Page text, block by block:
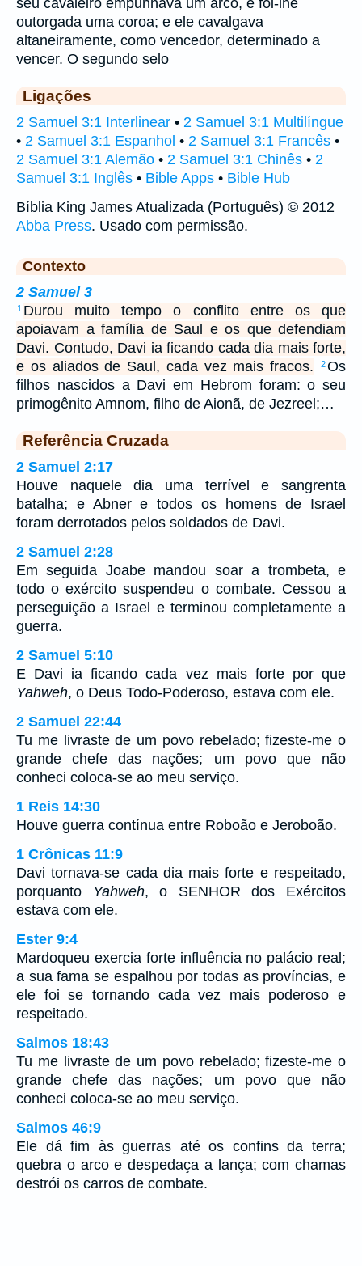
outorgada uma coroa; e ele cavalgava
altaneiramente, como vencedor, determinado a
vencer. O segundo selo
Ligações
2 Samuel 3:1 Interlinear • 2 Samuel 3:1 Multilíngue
• 2 Samuel 3:1 Espanhol • 2 Samuel 3:1 Francês •
2 Samuel 3:1 Alemão • 2 Samuel 3:1 Chinês • 2
Samuel 3:1 Inglês • Bible Apps • Bible Hub
Bíblia King James Atualizada (Português) © 2012
Abba Press. Usado com permissão.
Contexto
2 Samuel 3
1 Durou muito tempo o conflito entre os que
apoiavam a família de Saul e os que defendiam
Davi. Contudo, Davi ia ficando cada dia mais forte,
e os aliados de Saul, cada vez mais fracos.
2Os
filhos nascidos a Davi em Hebrom foram: o seu
primogênito Amnom, filho de Aionã, de Jezreel;…
Referência Cruzada
2 Samuel 2:17
Houve naquele dia uma terrível e sangrenta
batalha; e Abner e todos os homens de Israel
foram derrotados pelos soldados de Davi.
2 Samuel 2:28
Em seguida Joabe mandou soar a trombeta, e
todo o exército suspendeu o combate. Cessou a
perseguição a Israel e terminou completamente a
guerra.
2 Samuel 5:10
E Davi ia ficando cada vez mais forte por que
Yahweh, o Deus Todo-Poderoso, estava com ele.
2 Samuel 22:44
Tu me livraste de um povo rebelado; fizeste-me o
grande chefe das nações; um povo que não
conheci coloca-se ao meu serviço.
1 Reis 14:30
Houve guerra contínua entre Roboão e Jeroboão.
1 Crônicas 11:9
Davi tornava-se cada dia mais forte e respeitado,
porquanto
Yahweh, o SENHOR dos Exércitos
estava com ele.
Ester 9:4
Mardoqueu exercia forte influência no palácio real;
a sua fama se espalhou por todas as províncias, e
ele foi se tornando cada vez mais poderoso e
respeitado.
Salmos 18:43
Tu me livraste de um povo rebelado; fizeste-me o
grande chefe das nações; um povo que não
conheci coloca-se ao meu serviço.
Salmos 46:9
Ele dá fim às guerras até os confins da terra;
quebra o arco e despedaça a lança; com chamas
destrói os carros de combate.